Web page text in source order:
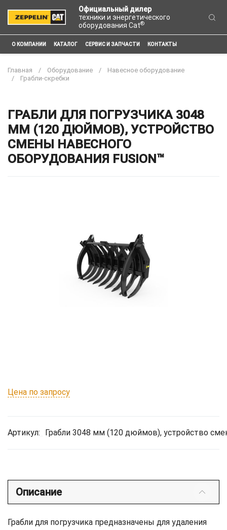
Официальный дилер
техники и энергетического
оборудования Cat®
О КОМПАНИИ КАТАЛОГ СЕРВИС И ЗАПЧАСТИ КОНТАКТЫ
Главная Оборудование
Навесное оборудование
Грабли-скребки
ГРАБЛИ ДЛЯ ПОГРУЗЧИКА 3048
ММ (120 ДЮЙМОВ), УСТРОЙСТВО
СМЕНЫ НАВЕСНОГО
ОБОРУДОВАНИЯ FUSION™
Цена по запросу
Артикул: Грабли 3048 мм (120 дюймов), устройство
Описание
Грабли для погрузчика предназначены для удаления